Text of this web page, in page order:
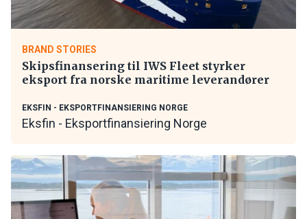
BRAND STORIES
Skipsfinansering til IWS Fleet styrker
eksport fra norske maritime leverandører
EKSFIN - EKSPORTFINANSIERING NORGE
Eksfin - Eksportfinansiering Norge